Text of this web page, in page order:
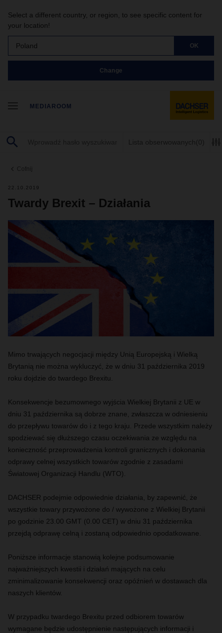
Select a different country, or region, to see specific content for
your location!
Poland OK
Change
MEDIAROOM
Lista obserwowanych (0)
Cofnij
22.10.2019
Twardy Brexit – Działania
Mimo trwających negocjacji między Unią Europejską i Wielką
Brytanią nie można wykluczyć, że w dniu 31 października 2019
roku dojdzie do twardego Brexitu.
Konsekwencje bezumownego wyjścia Wielkiej Brytanii z UE w
dniu 31 października są dobrze znane, zwłaszcza w odniesieniu
do przepływu towarów do i z tego kraju. Przede wszystkim należy
spodziewać się dłuższego czasu oczekiwania ze względu na
konieczność przeprowadzenia kontroli granicznych i dokonania
odprawy celnej wszystkich towarów zgodnie z zasadami
Światowej Organizacji Handlu (WTO).
DACHSER podejmie odpowiednie działania, by zapewnić, że
wszystkie towary przywożone do / wywożone z Wielkiej Brytanii
po godzinie 23.00 GMT (0.00 CET) w dniu 31 października
przejdą odprawę celną i zostaną odpowiednio opodatkowane.
Poniższe informacje stanowią kolejne podsumowanie
najważniejszych kwestii i działań mających na celu
zminimalizowanie konsekwencji oraz opóźnień w dostawach dla
naszych klientów.
W przypadku twardego Brexitu przed odbiorem towarów
wymagane będzie udostępnienie następujących informacji i